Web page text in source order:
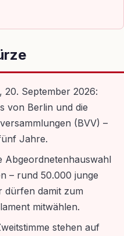
20. September 2026:
von Berlin und die
(BVV) –
Jahre.
Abgeordnetenhauswahl
– rund 50.000 junge
dürfen damit zum
mitwählen.
stehen auf